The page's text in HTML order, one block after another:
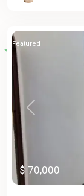
Previous
$ 70,000
Featured